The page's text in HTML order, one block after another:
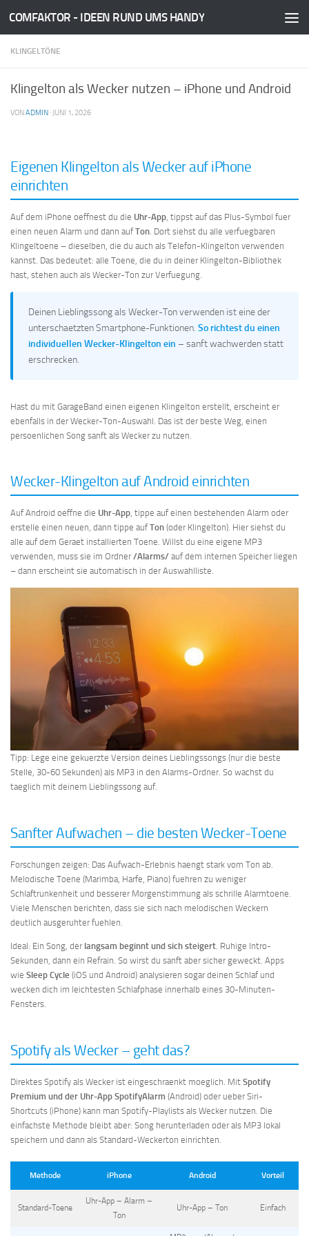
Zum Inhalt springen
COMFAKTOR - IDEEN RUND UMS HANDY
KLINGELTÖNE
Klingelton als Wecker nutzen – iPhone und Android
VONADMIN · JUNI 1, 2026
Eigenen Klingelton als Wecker auf iPhone
einrichten
Auf dem iPhone oeffnest du die Uhr-App, tippst auf das Plus-Symbol fuer
einen neuen Alarm und dann aufTon. Dort siehst du alle verfuegbaren
Klingeltoene – dieselben, die du auch als Telefon-Klingelton verwenden
kannst. Das bedeutet: alle Toene, die du in deiner Klingelton-Bibliothek
hast, stehen auch als Wecker-Ton zur Verfuegung.
Deinen Lieblingssong als Wecker-Ton verwenden ist eine der
unterschaetzten Smartphone-Funktionen. So richtest du einen
individuellen Wecker-Klingelton ein – sanft wachwerden statt
erschrecken.
Hast du mit GarageBand einen eigenen Klingelton erstellt, erscheint er
ebenfalls in der Wecker-Ton-Auswahl. Das ist der beste Weg, einen
persoenlichen Song sanft als Wecker zu nutzen.
Wecker-Klingelton auf Android einrichten
Auf Android oeffne die Uhr-App, tippe auf einen bestehenden Alarm oder
erstelle einen neuen, dann tippe aufTon (oder Klingelton). Hier siehst du
alle auf dem Geraet installierten Toene. Willst du eine eigene MP3
verwenden, muss sie im Ordner/Alarms/ auf dem internen Speicher liegen
– dann erscheint sie automatisch in der Auswahlliste.
Tipp: Lege eine gekuerzte Version deines Lieblingssongs (nur die beste
Stelle, 30-60 Sekunden) als MP3 in den Alarms-Ordner. So wachst du
taeglich mit deinem Lieblingssong auf.
Sanfter Aufwachen – die besten Wecker-Toene
Forschungen zeigen: Das Aufwach-Erlebnis haengt stark vom Ton ab.
Melodische Toene (Marimba, Harfe, Piano) fuehren zu weniger
Schlaftrunkenheit und besserer Morgenstimmung als schrille Alarmtoene.
Viele Menschen berichten, dass sie sich nach melodischen Weckern
deutlich ausgeruhter fuehlen.
Ideal: Ein Song, der langsam beginnt und sich steigert . Ruhige Intro-
Sekunden, dann ein Refrain. So wirst du sanft aber sicher geweckt. Apps
wie Sleep Cycle (iOS und Android) analysieren sogar deinen Schlaf und
wecken dich im leichtesten Schlafphase innerhalb eines 30-Minuten-
Fensters.
Spotify als Wecker – geht das?
Direktes Spotify als Wecker ist eingeschraenkt moeglich. Mit Spotify
Premium und der Uhr-App SpotifyAlarm (Android) oder ueber Siri-
Shortcuts (iPhone) kann man Spotify-Playlists als Wecker nutzen. Die
einfachste Methode bleibt aber: Song herunterladen oder als MP3 lokal
speichern und dann als Standard-Weckerton einrichten.
Methode iPhone Android Vorteil
Standard-Toene
Uhr-App – Alarm –
Ton
Uhr-App – Ton Einfach